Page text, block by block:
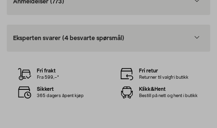
Anmeldelser (773)
Eksperten svarer (4 besvarte spørsmål)
Fri frakt
Fra 599,–*
Fri retur
Returner til valgfri butikk
Sikkert
365 dagers åpent kjøp
Klikk&Hent
Bestill på nett og hent i butikk